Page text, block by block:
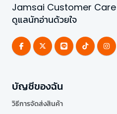
Jamsai Customer Care
ดูแลนักอ่านด้วยใจ
บัญชีของฉัน
วิธีการจัดส่งสินค้า